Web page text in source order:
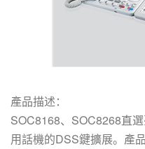
產品描述：
SOC8168、SOC8268直
用話機的DSS鍵擴展。產